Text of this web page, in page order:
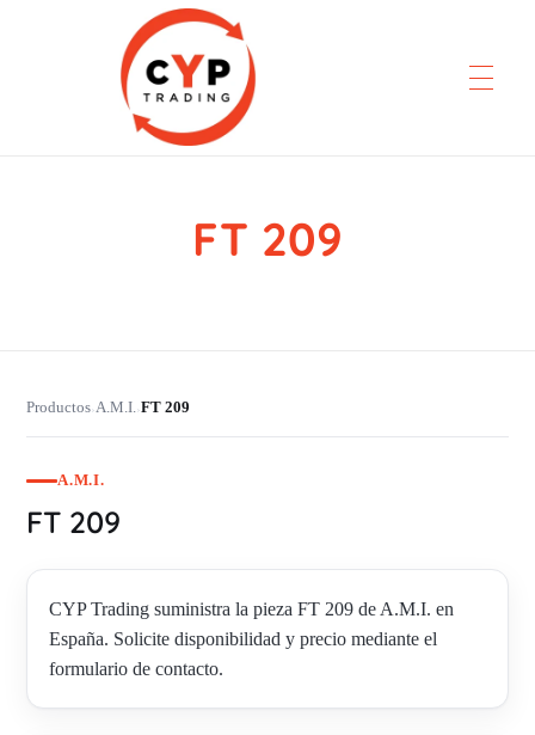
FT 209
Productos›A.M.I.›FT 209
A.M.I.
FT 209
CYP Trading suministra la pieza FT 209 de A.M.I. en
España. Solicite disponibilidad y precio mediante el
formulario de contacto.